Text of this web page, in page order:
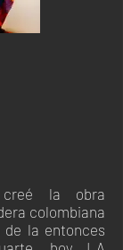
la obra
colombiana
la entonces